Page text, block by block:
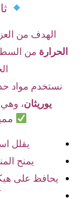
الهدف من
الحرارة من
نستخدم مواد
يوريثان،
يقلل
يمنح
يحافظ على